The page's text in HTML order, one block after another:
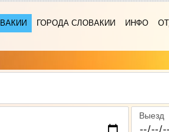
ГОРОДА СЛОВАКИИ ИНФО
Выезд